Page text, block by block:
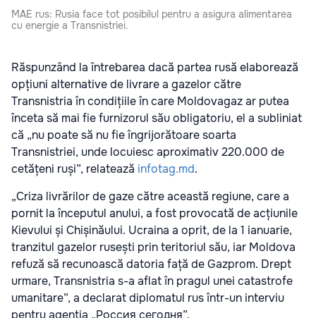
MAE rus: Rusia face tot posibilul pentru a asigura alimentarea
cu energie a Transnistriei.
Răspunzând la întrebarea dacă partea rusă elaborează
opțiuni alternative de livrare a gazelor către
Transnistria în condițiile în care Moldovagaz ar putea
înceta să mai fie furnizorul său obligatoriu, el a subliniat
că „nu poate să nu fie îngrijorătoare soarta
Transnistriei, unde locuiesc aproximativ 220.000 de
cetățeni ruși”, relatează infotag.md.
„Criza livrărilor de gaze către această regiune, care a
pornit la începutul anului, a fost provocată de acțiunile
Kievului și Chișinăului. Ucraina a oprit, de la 1 ianuarie,
tranzitul gazelor rusești prin teritoriul său, iar Moldova
refuză să recunoască datoria față de Gazprom. Drept
urmare, Transnistria s-a aflat în pragul unei catastrofe
umanitare”, a declarat diplomatul rus într-un interviu
pentru agenția „Россия сегодня”.